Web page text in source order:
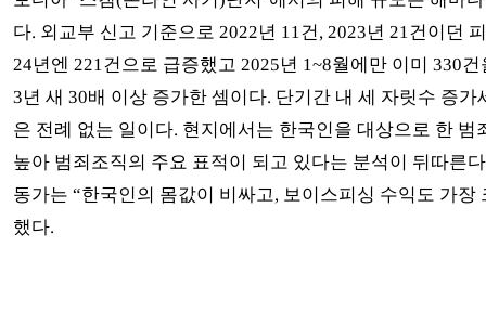
다. 외교부 신고 기준으로 2022년 11건, 2023년 21건이던
24년엔 221건으로 급증했고 2025년 1~8월에만 이미 330
3년 새 30배 이상 증가한 셈이다. 단기간 내 세 자릿수 증가
은 전례 없는 일이다. 현지에서는 한국인을 대상으로 한 범
높아 범죄조직의 주요 표적이 되고 있다는 분석이 뒤따른
동가는 “한국인의 몸값이 비싸고, 보이스피싱 수익도 가장
했다.